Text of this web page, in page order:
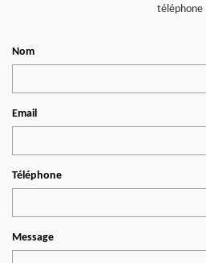
téléphone
Nom
Email
Téléphone
Message